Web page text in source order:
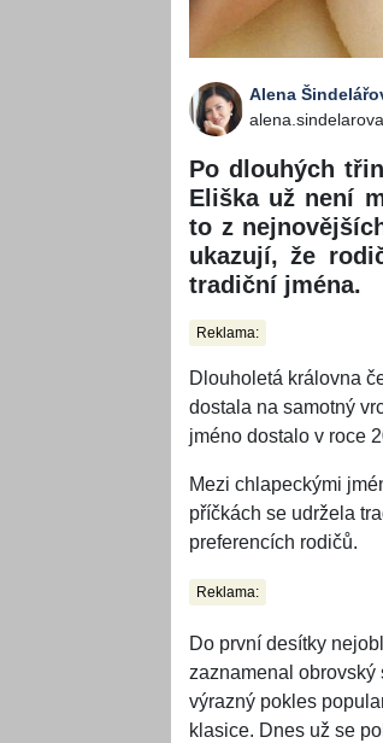
Alena
Po dlouhých
Eliška už není
to z
ukazují, že
tradiční jména.
Reklama:
Dlouholetá královna
dostala na samotný
jméno dostalo v roce
Mezi chlapeckými
příčkách se udržela
preferencích rodičů.
Reklama:
Do první desítky
zaznamenal obrovský
výrazný pokles
klasice. Dnes už se